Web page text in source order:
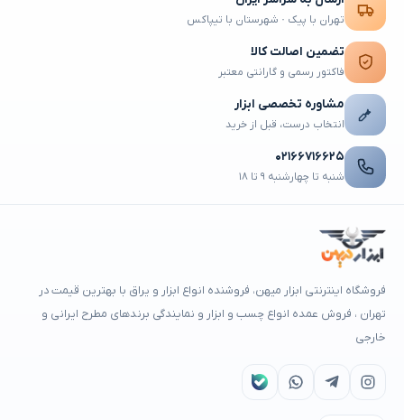
تهران با پیک · شهرستان با تیپاکس
تضمین اصالت کالا
فاکتور رسمی و گارانتی معتبر
مشاوره تخصصی ابزار
انتخاب درست، قبل از خرید
۰۲۱۶۶۷۱۶۶۲۵
شنبه تا چهارشنبه ۹ تا ۱۸
فروشگاه اینترنتی ابزار میهن، فروشنده انواع ابزار و یراق با بهترین قیمت در
تهران ، فروش عمده انواع چسب و ابزار و نمایندگی برندهای مطرح ایرانی و
خارجی